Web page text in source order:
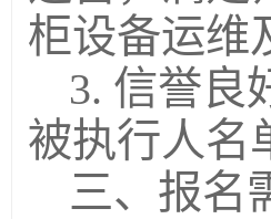
柜设备运维
3. 信誉良
被执行人名
三、报名